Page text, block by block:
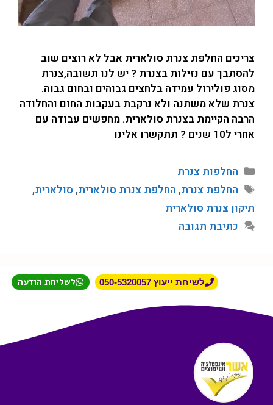
צריכים החלפת צנרת סולארית אבל לא רוצים שוב
להסתבך עם נזילות בצנרת ? יש לנו תשובה,צנרת
מסוג פולירול עמידה בלחצים גבוהים ובחום גבוה.
צנרת שלא משתנה ולא נרקבת בעקבות החום והחלודה
הרבה הקיימת בצנרת סולארית. מחפשים עבודה עם
אחרי ל10 שנים ? תתקשרו אלינו
החלפות צנרת
החלפת צנרת, החלפת צנרת סולארית, סולארית,
תיקון צנרת סולארית
כתיבת תגובה
לשיחת ייעוץ 050-5320057 לשליחת הודעה